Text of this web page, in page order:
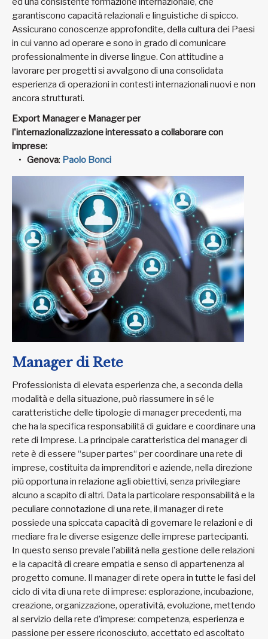
garantiscono capacità relazionali e linguistiche di spicco.
Assicurano conoscenze approfondite, della cultura dei Paesi
in cui vanno ad operare e sono in grado di comunicare
professionalmente in diverse lingue. Con attitudine a
lavorare per progetti si avvalgono di una consolidata
esperienza di operazioni in contesti internazionali nuovi e non
ancora strutturati.
Export Manager e Manager per
l'internazionalizzazione interessato a collaborare con
imprese:
Genova: Paolo Bonci
Manager di Rete
Professionista di elevata esperienza che, a seconda della
modalità e della situazione, può riassumere in sé le
caratteristiche delle tipologie di manager precedenti, ma
che ha la specifica responsabilità di guidare e coordinare una
rete di Imprese. La principale caratteristica del manager di
rete è di essere “super partes“ per coordinare una rete di
imprese, costituita da imprenditori e aziende, nella direzione
più opportuna in relazione agli obiettivi, senza privilegiare
alcuno a scapito di altri. Data la particolare responsabilità e la
peculiare connotazione di una rete, il manager di rete
possiede una spiccata capacità di governare le relazioni e di
mediare fra le diverse esigenze delle imprese partecipanti.
In questo senso prevale l’abilità nella gestione delle relazioni
e la capacità di creare empatia e senso di appartenenza al
progetto comune. Il manager di rete opera in tutte le fasi del
ciclo di vita di una rete di imprese: esplorazione, incubazione,
creazione, organizzazione, operatività, evoluzione, mettendo
al servizio della rete d’imprese: competenza, esperienza e
passione per essere riconosciuto, accettato ed ascoltato